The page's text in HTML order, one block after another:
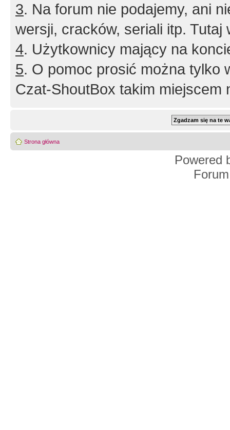
3. Na forum nie podajemy, ani
wersji, cracków, seriali itp. Tutaj
4. Użytkownicy mający na
5. O pomoc prosić można tylko
Czat-ShoutBox takim miejscem
Strona główna
Powered